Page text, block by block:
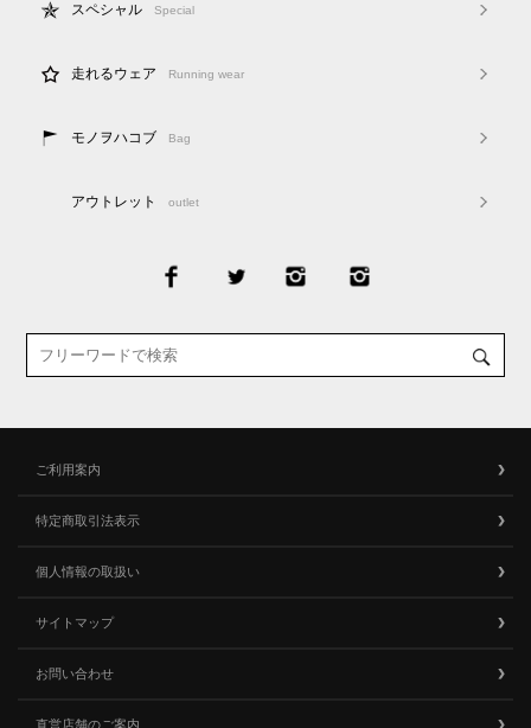
スペシャル Special
走れるウェア Running wear
モノヲハコブ Bag
アウトレット outlet
ご利用案内
特定商取引法表示
個人情報の取扱い
サイトマップ
お問い合わせ
直営店舗のご案内